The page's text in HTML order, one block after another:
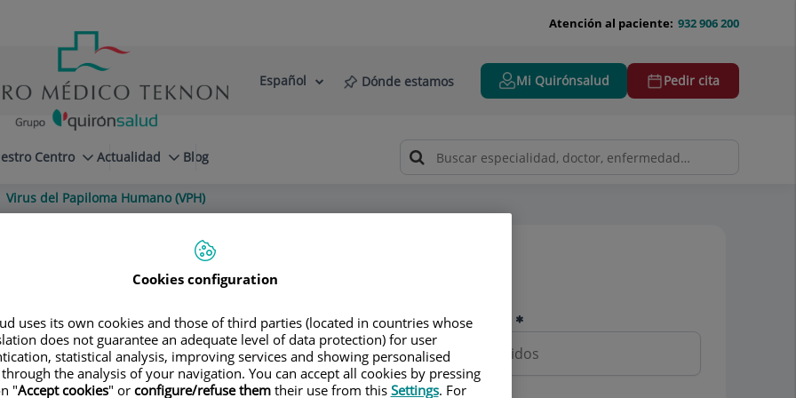
932 906 200
Atención al paciente:
Selector
Idioma
Español Dónde estamos Mi Quirónsalud Pedir cita
Centro Actualidad Blog
Virus del Papiloma Humano (VPH)
Sugrañes Nombre y apellidos
Cookies configuration
uses its own cookies and those of third parties (located in countries whose
does not guarantee an adequate level of data protection) for user
statistical analysis, improving services and showing personalised
the analysis of your navigation. You can accept all cookies by pressing
"Accept cookies" or configure/refuse themtheir use from this Settings. For